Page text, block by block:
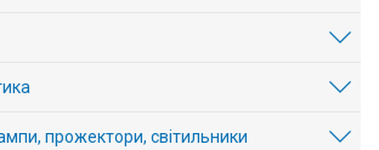
прожектори, світильники